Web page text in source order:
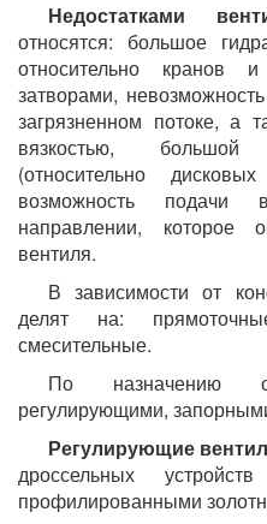
Недостатками
относятся: большое
относительно кранов
затворами,
загрязненном потоке, а
вязкостью, большой
(относительно
возможность
направлении, которое
вентиля.
В зависимости от
делят на:
смесительные.
По назначению
регулирующими,
Регулирующие
дроссельных
профилированными